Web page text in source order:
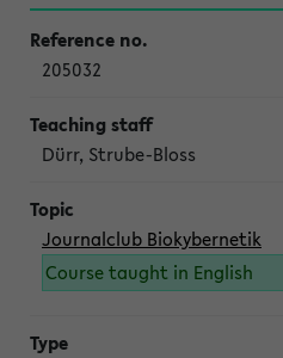
205032
Dürr, Strube-Bloss
Journalclub Biokybernetik
Course taught in English